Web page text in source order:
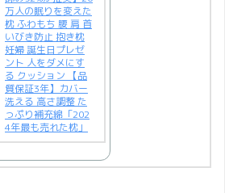
万人の眠りを変えた
枕 ふわもち 腰 肩 首
いびき防止 抱き枕
妊婦 誕生日プレゼ
ント 人をダメにす
る クッション 【品
質保証3年】カバー
洗える 高さ調整 た
っぷり補充綿「202
4年最も売れた枕」